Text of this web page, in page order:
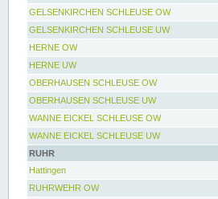
GELSENKIRCHEN SCHLEUSE OW
GELSENKIRCHEN SCHLEUSE UW
HERNE OW
HERNE UW
OBERHAUSEN SCHLEUSE OW
OBERHAUSEN SCHLEUSE UW
WANNE EICKEL SCHLEUSE OW
WANNE EICKEL SCHLEUSE UW
RUHR
Hattingen
RUHRWEHR OW